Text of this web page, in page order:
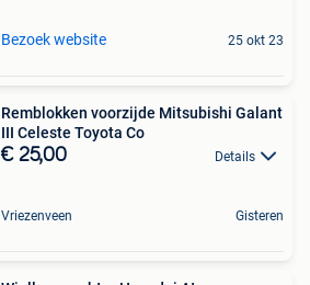
Bezoek website 25 okt 23
Remblokken voorzijde Mitsubishi Galant
III Celeste Toyota Co
€ 25,00 Details
Vriezenveen Gisteren